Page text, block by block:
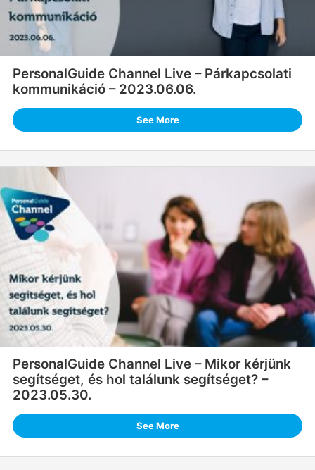
PersonalGuide Channel Live – Párkapcsolati
kommunikáció – 2023.06.06.
See More
PersonalGuide Channel Live – Mikor kérjünk
segítséget, és hol találunk segítséget? –
2023.05.30.
See More